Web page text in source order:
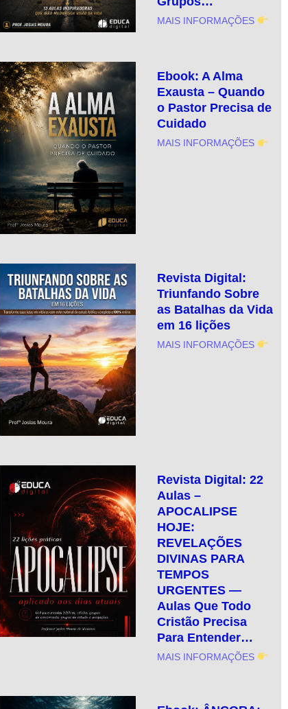
MAIS INFORMAÇÕES
Ebook: A Alma
Exausta – Quando
o Pastor Precisa de
Cuidado
MAIS INFORMAÇÕES
Revista Digital:
Triunfando Sobre
as Batalhas da Vida
em 16 lições
MAIS INFORMAÇÕES
Revista Digital: 22
Aulas –
APOCALIPSE
HOJE:
REVELAÇÕES
DIVINAS PARA
TEMPOS
URGENTES —
Aulas Que Todo
Cristão Precisa
Para Entender…
MAIS INFORMAÇÕES